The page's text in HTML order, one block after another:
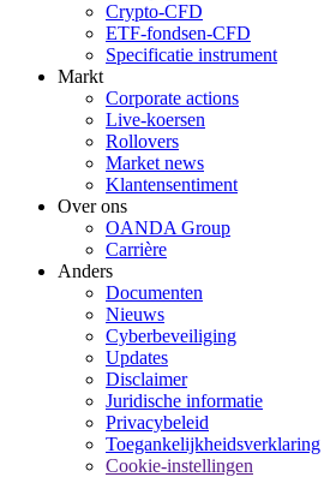
Crypto-CFD
ETF-fondsen-CFD
Specificatie instrument
Markt
Corporate actions
Live-koersen
Rollovers
Market news
Klantensentiment
Over ons
OANDA Group
Carrière
Anders
Documenten
Nieuws
Cyberbeveiliging
Updates
Disclaimer
Juridische informatie
Privacybeleid
Toegankelijkheidsverklaring
Cookie-instellingen